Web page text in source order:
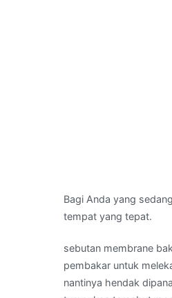
Bagi Anda yang
tempat yang tepat.
sebutan membrane
pembakar untuk
nantinya hendak